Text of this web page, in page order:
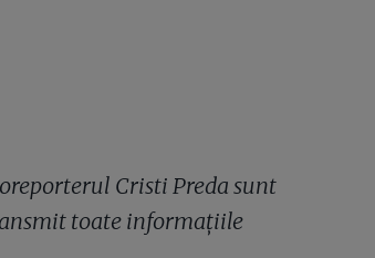
Cristi Preda sunt
toate informațiile